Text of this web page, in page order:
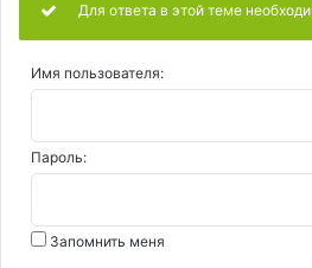
Для ответа в этой теме
Имя пользователя:
Пароль:
Запомнить меня